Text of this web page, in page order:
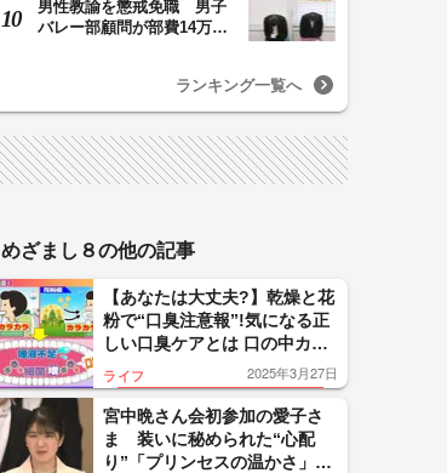
男性教諭を懲戒免職 男子
バレー部顧問が部費14万円
ランキング一覧へ
めざまし８の他の記事
【あなたは大丈夫?】乾燥と花
粉で“口臭注意報”!気になる正
しい口臭ケアとは 口の中カラ
カラは黄色信号…唾液がポイ
ント
ライフ 2025年3月27日
宮中晩さん会初参加の愛子さ
ま 装いに秘められた“心配
り”「プリンセスの温かさ」歌